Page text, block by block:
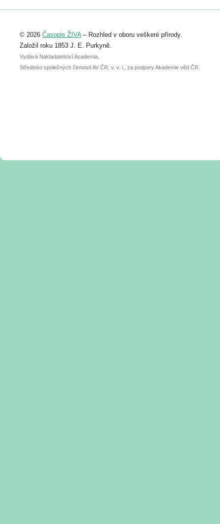
Registrovat se můžete do 6. září.
abstraktu přihlášené přednášky nebo
posteru je už 30. června.
© 2026 Časopis ŽIVA– Rozhled v oboru veškeré přírody.
Založil roku 1853 J. E. Purkyně.
Vydává Nakladatelství Academia,
Středisko společných činností AV ČR, v. v. i., za podpory Akademie věd ČR.